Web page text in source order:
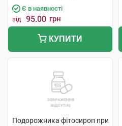
Є в наявності
від 95.00 грн
КУПИТИ
Подорожника фітосироп при